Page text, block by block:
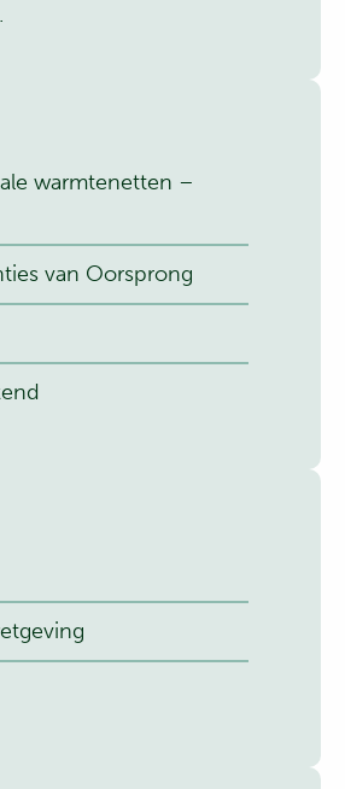
warmtenetten –
van Oorsprong